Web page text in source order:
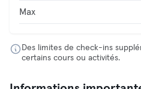
Max
Des limites de check-ins
certains cours ou activités.